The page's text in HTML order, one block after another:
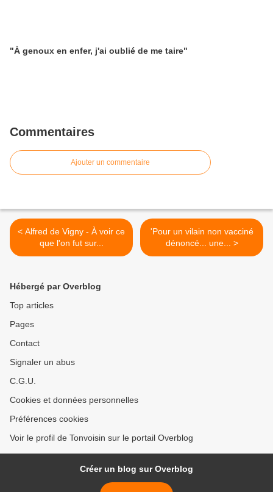
"À genoux en enfer, j'ai oublié de me taire"
Commentaires
Ajouter un commentaire
< Alfred de Vigny - À voir ce
que l'on fut sur...
'Pour un vilain non vacciné
dénoncé... une... >
Hébergé par Overblog
Top articles
Pages
Contact
Signaler un abus
C.G.U.
Cookies et données personnelles
Préférences cookies
Voir le profil de Tonvoisin sur le portail Overblog
Créer un blog sur Overblog